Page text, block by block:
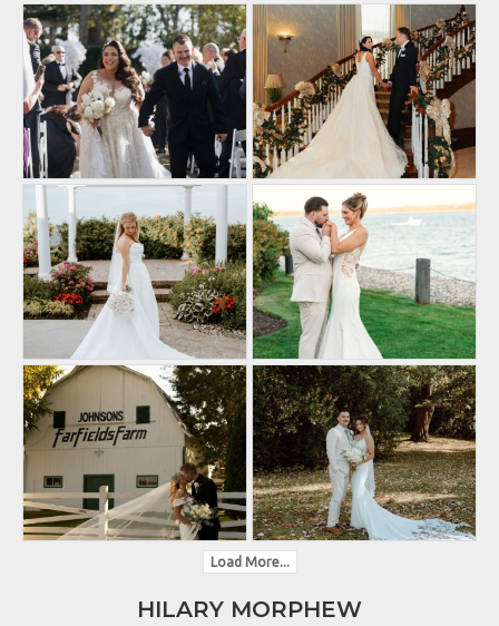
Load More...
HILARY MORPHEW